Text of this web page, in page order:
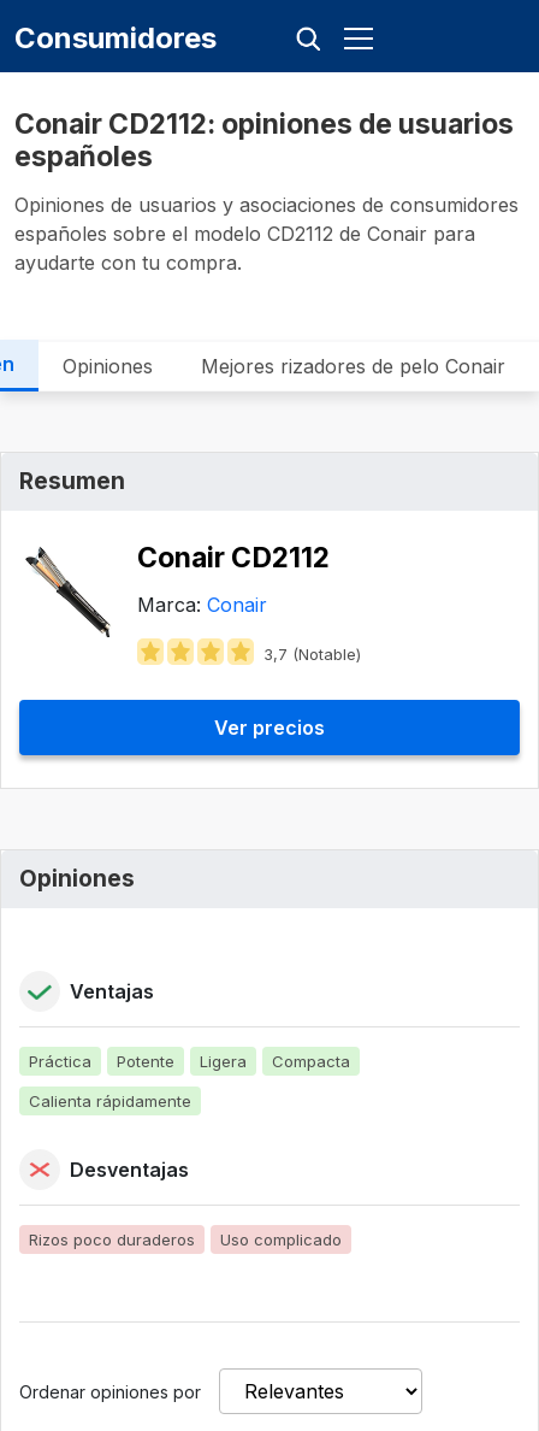
Consumidores
Conair CD2112: opiniones de usuarios
españoles
Opiniones de usuarios y asociaciones de consumidores
españoles sobre el modelo CD2112 de Conair para
ayudarte con tu compra.
Opiniones Mejores rizadores de pelo Conair
Resumen
Conair CD2112
Marca: Conair
3,7 (Notable)
Ver precios
Opiniones
Ventajas
Práctica Potente Ligera Compacta
Calienta rápidamente
Desventajas
Rizos poco duraderos Uso complicado
Ordenar opiniones por